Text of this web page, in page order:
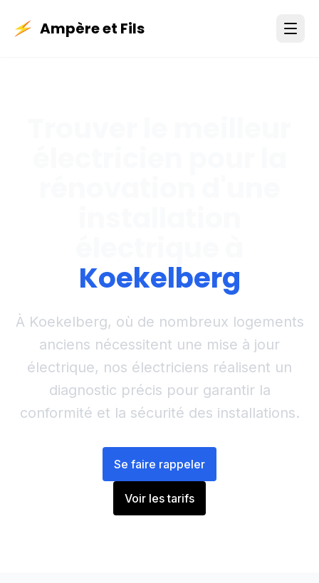
Ampère et Fils
Koekelberg
À Koekelberg, où de nombreux logements
anciens nécessitent une mise à jour
électrique, nos électriciens réalisent un
diagnostic précis pour garantir la
conformité et la sécurité des installations.
Se faire rappeler
Voir les tarifs